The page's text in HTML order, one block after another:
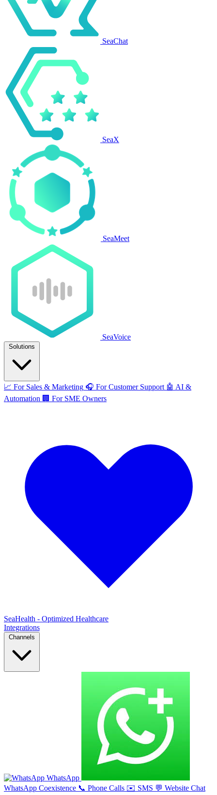
SeaChat
SeaX
SeaMeet
SeaVoice
Solutions
📈 For Sales & Marketing 🎧 For Customer Support 🤖 AI &
Automation 🏢 For SME Owners
SeaHealth - Optimized Healthcare
Integrations
Channels
WhatsApp
WhatsApp Coexistence 📞 Phone Calls ✉️ SMS 💬 Website Chat